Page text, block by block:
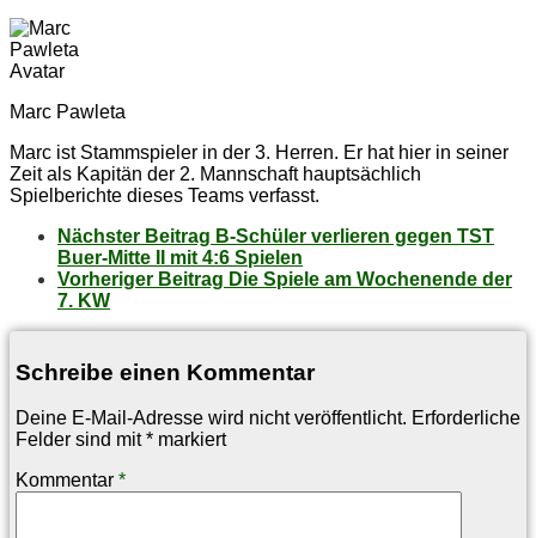
Marc Pawleta
Marc ist Stammspieler in der 3. Herren. Er hat hier in seiner
Zeit als Kapitän der 2. Mannschaft hauptsächlich
Spielberichte dieses Teams verfasst.
Nächster Beitrag B‑Schüler ver­lie­ren ge­gen TST
Buer-Mit­te II mit 4:6 Spielen
Vorheriger Beitrag Die Spie­le am Wo­chen­en­de der
7. KW
Schreibe einen Kommentar
Deine E-Mail-Adresse wird nicht veröffentlicht. Erforderliche
Felder sind mit* markiert
Kommentar *